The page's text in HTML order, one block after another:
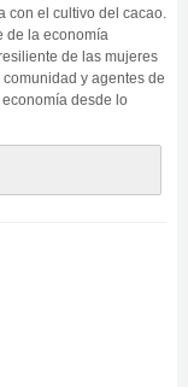
con el cultivo del cacao.
de la economía
de las mujeres
y agentes de
desde lo